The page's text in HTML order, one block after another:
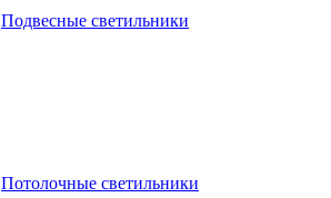
Подвесные светильники
Потолочные светильники